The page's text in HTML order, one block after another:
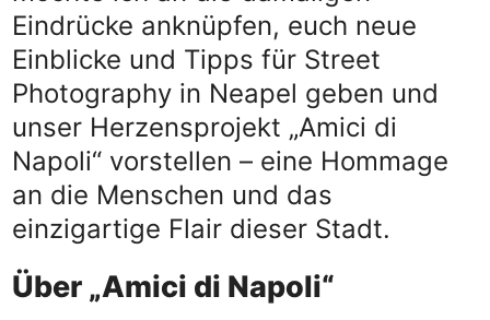
Eindrücke anknüpfen, euch neue
Einblicke und Tipps für Street
Photography in Neapel geben und
unser Herzensprojekt „Amici di
Napoli“ vorstellen – eine Hommage
an die Menschen und das
einzigartige Flair dieser Stadt.
Über „Amici di Napoli“